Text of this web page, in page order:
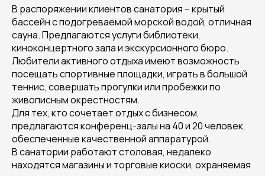
В распоряжении клиентов санатория – крытый
бассейн с подогреваемой морской водой, отличная
сауна. Предлагаются услуги библиотеки,
киноконцертного зала и экскурсионного бюро.
Любители активного отдыха имеют возможность
посещать спортивные площадки, играть в большой
теннис, совершать прогулки или пробежки по
живописным окрестностям.
Для тех, кто сочетает отдых с бизнесом,
предлагаются конференц-залы на 40 и 20 человек,
обеспеченные качественной аппаратурой.
В санатории работают столовая, недалеко
находятся магазины и торговые киоски, охраняемая